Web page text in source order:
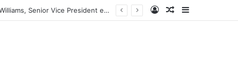
ConnexionArticle Aléatoire